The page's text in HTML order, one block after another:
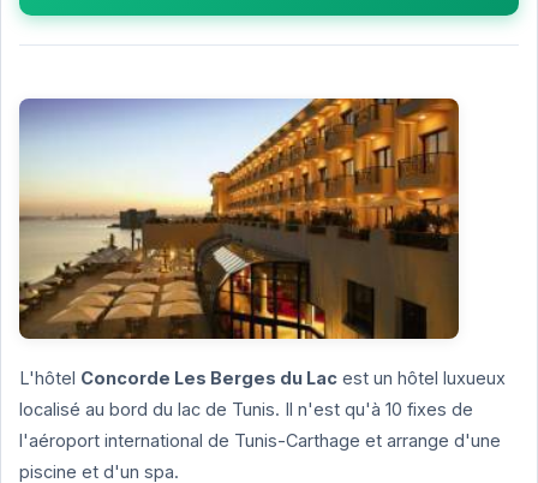
L'hôtel Concorde Les Berges du Lac est un hôtel luxueux
localisé au bord du lac de Tunis. Il n'est qu'à 10 fixes de
l'aéroport international de Tunis-Carthage et arrange d'une
piscine et d'un spa.